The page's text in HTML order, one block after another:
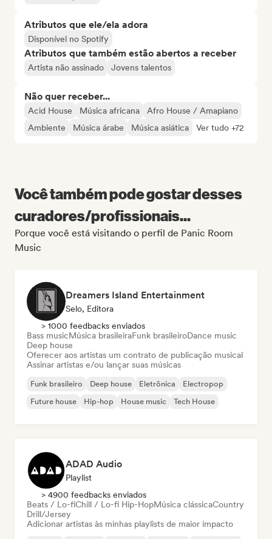
Atributos que ele/ela adora
Disponível no Spotify
Atributos que também estão abertos a receber
Artista não assinado Jovens talentos
Não quer receber...
Acid House Música africana
Afro House / Amapiano
Ambiente
Música árabe Música asiática Ver tudo +72
Você também pode gostar desses
curadores/profissionais...
Porque você está visitando o perfil de Panic Room
Music
Dreamers Island Entertainment
Selo, Editora
> 1000 feedbacks enviados
Bass musicMúsica brasileiraFunk brasileiroDance music
Deep house
Oferecer aos artistas um contrato de publicação musical
Assinar artistas e/ou lançar suas músicas
Funk brasileiro Deep house Eletrônica
Electropop
Future house
Hip-hop House music Tech House
ADAD Audio
Playlist
> 4900 feedbacks enviados
Beats / Lo-fiChill / Lo-fi Hip-HopMúsica clássicaCountry
Drill/Jersey
Adicionar artistas às minhas playlists de maior impacto